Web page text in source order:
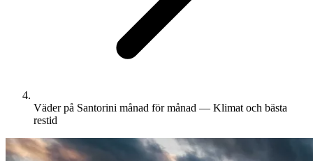
Väder på Santorini månad för månad — Klimat och bästa
restid